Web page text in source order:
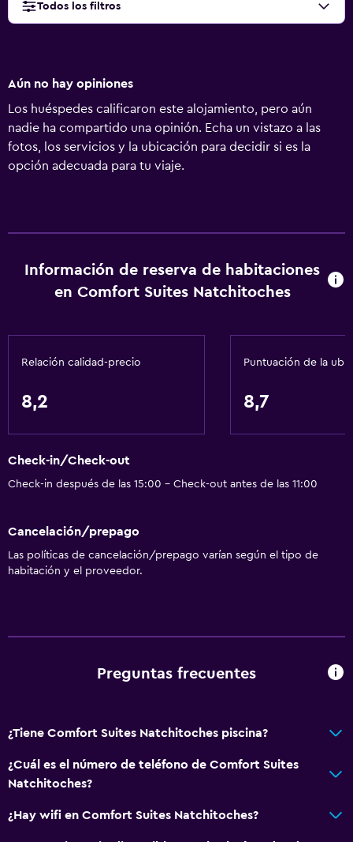
Todos los filtros
Aún no hay opiniones
Los huéspedes calificaron este alojamiento, pero aún
nadie ha compartido una opinión. Echa un vistazo a las
fotos, los servicios y la ubicación para decidir si es la
opción adecuada para tu viaje.
Información de reserva de habitaciones
en Comfort Suites Natchitoches
Relación calidad-precio
8,2
Puntuación de la
8,7
Check-in/Check-out
Check-in después de las 15:00 - Check-out antes de las 11:00
Cancelación/prepago
Las políticas de cancelación/prepago varían según el tipo de
habitación y el proveedor.
Preguntas frecuentes
¿Tiene Comfort Suites Natchitoches piscina?
¿Cuál es el número de teléfono de Comfort Suites
Natchitoches?
¿Hay wifi en Comfort Suites Natchitoches?